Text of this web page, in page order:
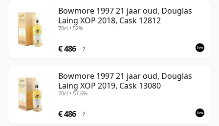
Bowmore 1997 21 jaar oud, Douglas
Laing XOP 2018, Cask 12812
70cl • 52%
€ 486 ?
Bowmore 1997 21 jaar oud, Douglas
Laing XOP 2019, Cask 13080
70cl • 57.6%
€ 486 ?